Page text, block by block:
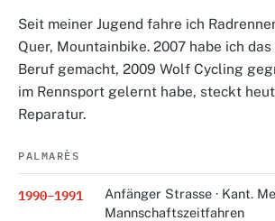
Seit meiner Jugend fahre ich
Quer, Mountainbike. 2007 habe ich das
Beruf gemacht, 2009 Wolf Cycling
im Rennsport gelernt habe, steckt
Reparatur.
PALMARÈS
1990–1991
Anfänger Strasse · Kant.
Mannschaftszeitfahren